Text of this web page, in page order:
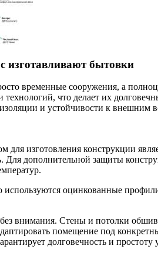
изготавливают бытовки
временные сооружения, а
технологий, что делает их
и устойчивости к внешним
изготовления конструкции
Для дополнительной защиты
оцинкованные
без внимания. Стены и потолки
помещение под
долговечность и простоту